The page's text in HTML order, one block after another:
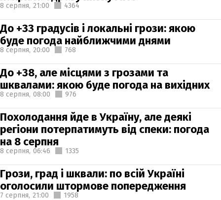
8 серпня, 21:00 4364
До +33 градусів і локальні грози: якою
буде погода найближчими днями
8 серпня, 20:00 768
До +38, але місцями з грозами та
шквалами: якою буде погода на вихідних
8 серпня, 08:00 976
Похолодання йде в Україну, але деякі
регіони потерпатимуть від спеки: погода
на 8 серпня
8 серпня, 06:46 1335
Грози, град і шквали: по всій Україні
оголосили штормове попередження
7 серпня, 21:00 1958